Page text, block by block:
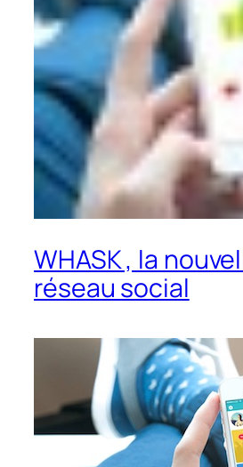
WHASK , la
réseau social